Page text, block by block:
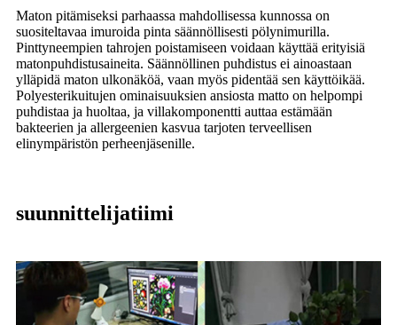
Maton pitämiseksi parhaassa mahdollisessa kunnossa on
suositeltavaa imuroida pinta säännöllisesti pölynimurilla.
Pinttyneempien tahrojen poistamiseen voidaan käyttää erityisiä
matonpuhdistusaineita. Säännöllinen puhdistus ei ainoastaan ​​
ylläpidä maton ulkonäköä, vaan myös pidentää sen käyttöikää.
Polyesterikuitujen ominaisuuksien ansiosta matto on helpompi
puhdistaa ja huoltaa, ja villakomponentti auttaa estämään
bakteerien ja allergeenien kasvua tarjoten terveellisen
elinympäristön perheenjäsenille.
suunnittelijatiimi